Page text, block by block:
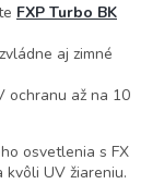
FXP Turbo BK
aj zimné
ochranu až na 10
osvetlenia s FX
kvôli UV žiareniu.